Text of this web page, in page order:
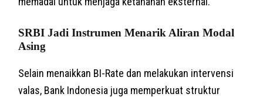
SRBI Jadi Instrumen Menarik Aliran Modal
Asing
Selain menaikkan BI-Rate dan melakukan intervensi
valas, Bank Indonesia juga memperkuat struktur